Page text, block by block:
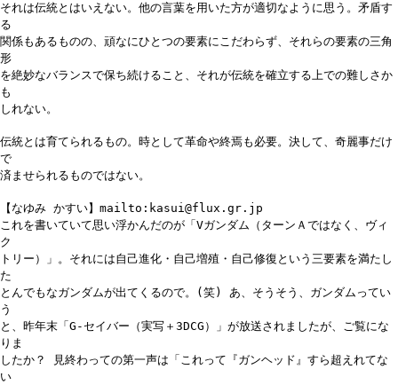
それは伝統とはいえない。他の言葉を用いた方が適切なように思う。矛盾す
る
関係もあるものの、頑なにひとつの要素にこだわらず、それらの要素の三角
形
を絶妙なバランスで保ち続けること、それが伝統を確立する上での難しさか
も
しれない。
伝統とは育てられるもの。時として革命や終焉も必要。決して、奇麗事だけ
で
済ませられるものではない。
【なゆみ かすい】mailto:kasui@flux.gr.jp
これを書いていて思い浮かんだのが「Vガンダム（ターンＡではなく、ヴィ
ク
トリー）」。それには自己進化・自己増殖・自己修復という三要素を満たし
た
とんでもなガンダムが出てくるので。(笑) あ、そうそう、ガンダムってい
う
と、昨年末「G-セイバー（実写＋3DCG）」が放送されましたが、ご覧にな
りま
したか？ 見終わっての第一声は「これって『ガンヘッド』すら超えれてな
い